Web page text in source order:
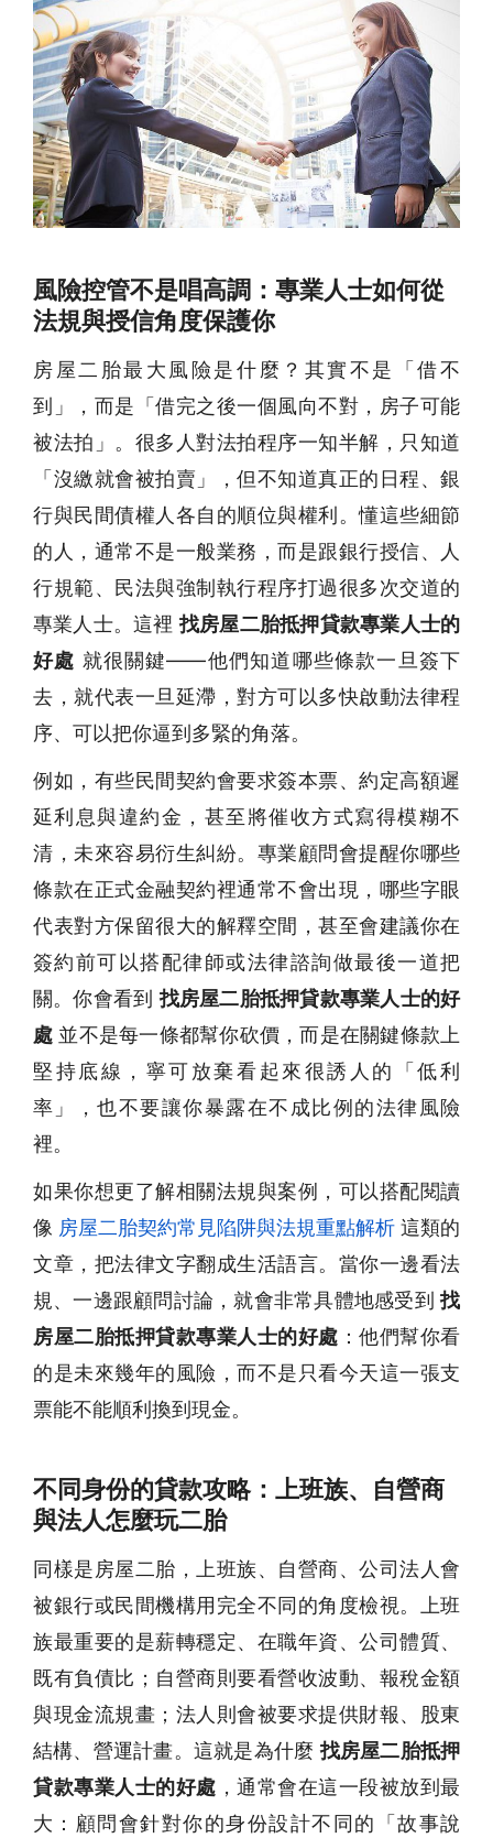
風險控管不是唱高調：專業人士如何從
法規與授信角度保護你
房屋二胎最大風險是什麼？其實不是「借不
到」，而是「借完之後一個風向不對，房子可能
被法拍」。很多人對法拍程序一知半解，只知道
「沒繳就會被拍賣」，但不知道真正的日程、銀
行與民間債權人各自的順位與權利。懂這些細節
的人，通常不是一般業務，而是跟銀行授信、人
行規範、民法與強制執行程序打過很多次交道的
專業人士。這裡找房屋二胎抵押貸款專業人士的
好處 就很關鍵——他們知道哪些條款一旦簽下
去，就代表一旦延滯，對方可以多快啟動法律程
序、可以把你逼到多緊的角落。
例如，有些民間契約會要求簽本票、約定高額遲
延利息與違約金，甚至將催收方式寫得模糊不
清，未來容易衍生糾紛。專業顧問會提醒你哪些
條款在正式金融契約裡通常不會出現，哪些字眼
代表對方保留很大的解釋空間，甚至會建議你在
簽約前可以搭配律師或法律諮詢做最後一道把
關。你會看到找房屋二胎抵押貸款專業人士的好
處 並不是每一條都幫你砍價，而是在關鍵條款上
堅持底線，寧可放棄看起來很誘人的「低利
率」，也不要讓你暴露在不成比例的法律風險
裡。
如果你想更了解相關法規與案例，可以搭配閱讀
像 房屋二胎契約常見陷阱與法規重點解析 這類的
文章，把法律文字翻成生活語言。當你一邊看法
規、一邊跟顧問討論，就會非常具體地感受到找
房屋二胎抵押貸款專業人士的好處 ：他們幫你看
的是未來幾年的風險，而不是只看今天這一張支
票能不能順利換到現金。
不同身份的貸款攻略：上班族、自營商
與法人怎麼玩二胎
同樣是房屋二胎，上班族、自營商、公司法人會
被銀行或民間機構用完全不同的角度檢視。上班
族最重要的是薪轉穩定、在職年資、公司體質、
既有負債比；自營商則要看營收波動、報稅金額
與現金流規畫；法人則會被要求提供財報、股東
結構、營運計畫。這就是為什麼找房屋二胎抵押
貸款專業人士的好處 ，通常會在這一段被放到最
大：顧問會針對你的身份設計不同的「故事說